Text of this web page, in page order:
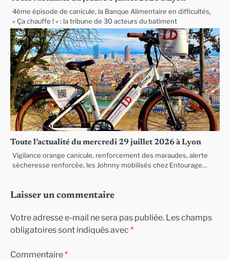
4ème épisode de canicule, la Banque Alimentaire en difficultés,
« Ça chauffe ! » : la tribune de 30 acteurs du batiment
Toute l’actualité du mercredi 29 juillet 2026 à Lyon
Vigilance orange canicule, renforcement des maraudes, alerte
sécheresse renforcée, les Johnny mobilisés chez Entourage…
Laisser un commentaire
Votre adresse e-mail ne sera pas publiée. Les champs
obligatoires sont indiqués avec *
Commentaire*